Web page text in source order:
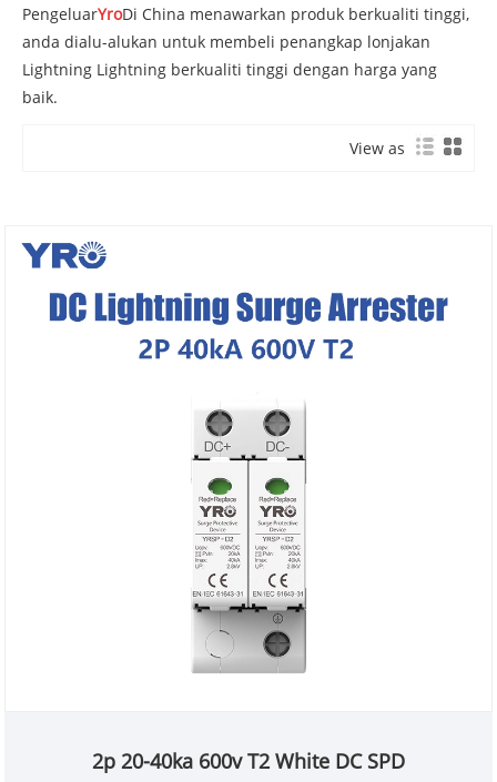
PengeluarYroDi China menawarkan produk berkualiti tinggi,
anda dialu-alukan untuk membeli penangkap lonjakan
Lightning Lightning berkualiti tinggi dengan harga yang
baik.
View as
2p 20-40ka 600v T2 White DC SPD